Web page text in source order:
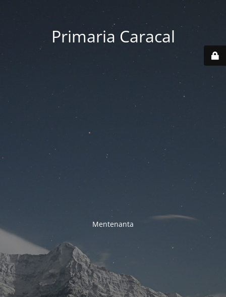
Primaria Caracal
Mentenanta